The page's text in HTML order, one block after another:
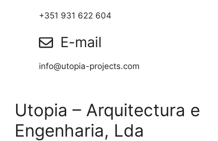
+351 931 622 604
E-mail
info@utopia-projects.com
Utopia – Arquitectura e
Engenharia, Lda